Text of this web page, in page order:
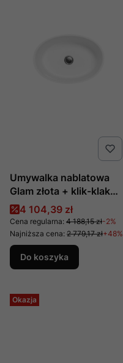
Umywalka nablatowa
Glam złota + klik-klak
chrom produkcji Besco
Cena promocyjna
4 104,39 zł
Cena regularna: 4 188,15 zł-2%
Najniższa cena: 2 779,17 zł+48%
Do koszyka
Okazja